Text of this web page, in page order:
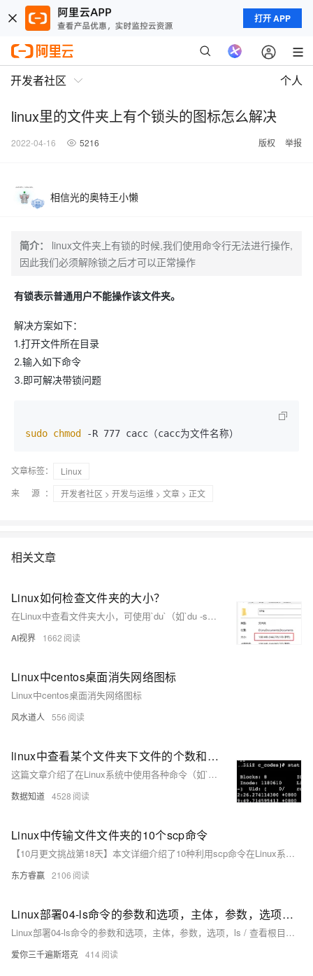
打开 APP
开发者社区 个人
linux里的文件夹上有个锁头的图标怎么解决
2022-04-16 5216 版权 举报
相信光的奥特王小懒
简介：
linux文件夹上有锁的时候,我们使用命令行无法进行操作,
因此我们必须解除锁之后才可以正常操作
有锁表示普通用户不能操作该文件夹。
解决方案如下：
1.打开文件所在目录
2.输入如下命令
3.即可解决带锁问题
sudo chmod -R 777 cacc（cacc为文件名称）
文章标签：
Linux
来 源：
开发者社区 > 开发与运维 > 文章 > 正文
相关文章
Linux如何检查文件夹的大小？
在Linux中查看文件夹大小，可使用`du`（如`du -sh *`）、`df`（如`df -h /home`）查看磁盘使用情况，`ncdu`提供交互式浏览，`ls -lh`显示当前目录文件大小，`find`与`du`结合找大文件夹，`tree --du -h`展示目录结构及大小，或用`awk`与`du`组合按大小排序。不同场景下，这些命令各有优势。
AI视界 1662
Linux中centos桌面消失网络图标
Linux中centos桌面消失网络图标
风水道人 556
linux中查看某个文件夹下文件的个数和大小
这篇文章介绍了在Linux系统中使用各种命令（如`stat`、`wc`、`du`和`ls`）来查看文件夹下文件的个数和大小的方法。
数据知道 4528
Linux中传输文件文件夹的10个scp命令
【10月更文挑战第18天】本文详细介绍了10种利用scp命令在Linux系统中进行文件传输的方法，涵盖基础文件传输、使用密钥认证、复制整个目录、从远程主机复制文件、同时传输多个文件和目录、保持文件权限、跨多台远程主机传输、指定端口及显示传输进度等场景，旨在帮助用户在不同情况下高效安全地完成文件传输任务。
东方睿赢 2106
Linux部署04-ls命令的参数和选项，主体，参数，选项，ls / 查看根目录下的文件夹，-a的意思是列出全部选项 ls -a home全部文件，.代表着隐藏的文件夹，-l 选项，以列表竖向的形式展
Linux部署04-ls命令的参数和选项，主体，参数，选项，ls / 查看根目录下的文件夹，-a的意思是列出全部选项 ls -a home全部文件，.代表着隐藏的文件夹，-l 选项，以列表竖向的形式展
爱你三千遍斯塔克 414